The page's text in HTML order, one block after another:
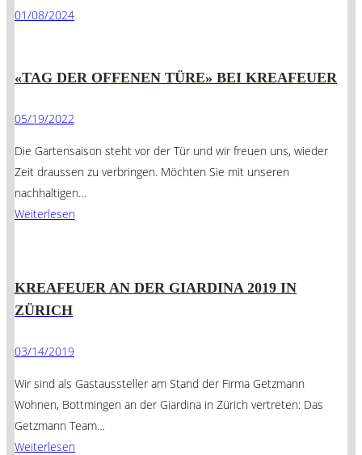
01/08/2024
«TAG DER OFFENEN TÜRE» BEI KREAFEUER
05/19/2022
Die Gartensaison steht vor der Tür und wir freuen uns, wieder
Zeit draussen zu verbringen. Möchten Sie mit unseren
nachhaltigen…
Weiterlesen
KREAFEUER AN DER GIARDINA 2019 IN
ZÜRICH
03/14/2019
Wir sind als Gastaussteller am Stand der Firma Getzmann
Wohnen, Bottmingen an der Giardina in Zürich vertreten: Das
Getzmann Team…
Weiterlesen